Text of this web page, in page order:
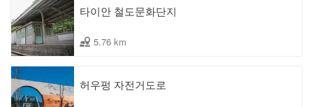
타이안 철도문화단지
5.76 km
허우펑 자전거도로